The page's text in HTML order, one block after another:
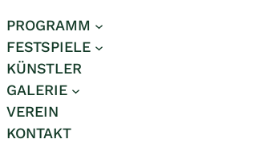
PROGRAMM
FESTSPIELE
KÜNSTLER
GALERIE
VEREIN
KONTAKT